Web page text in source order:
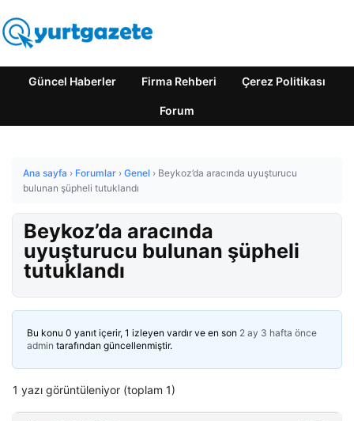
Güncel Haberler Firma Rehberi Çerez Politikası
Forum
Ana sayfa › Forumlar › Genel › Beykoz’da aracında uyuşturucu
bulunan şüpheli tutuklandı
Beykoz’da aracında
uyuşturucu bulunan şüpheli
tutuklandı
Bu konu 0 yanıt içerir, 1 izleyen vardır ve en son 2 ay 3 hafta önce
admin tarafından güncellenmiştir.
1 yazı görüntüleniyor (toplam 1)